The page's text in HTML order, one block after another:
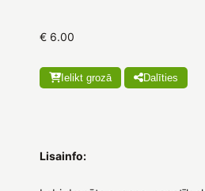
€ 6.00
Ielikt grozā Dalīties
Lisainfo: